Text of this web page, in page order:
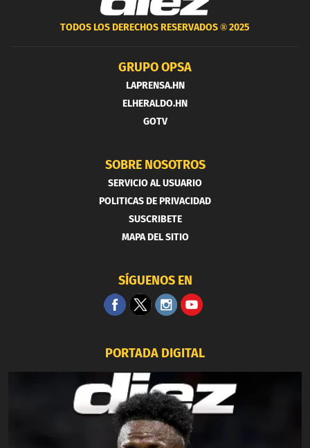
TODOS LOS DERECHOS RESERVADOS ®2025
GRUPO OPSA
LAPRENSA.HN
ELHERALDO.HN
GOTV
SOBRE NOSOTROS
SERVICIO AL USUARIO
POLITICAS DE PRIVACIDAD
SUSCRIBETE
MAPA DEL SITIO
SÍGUENOS EN
PORTADA DIGITAL